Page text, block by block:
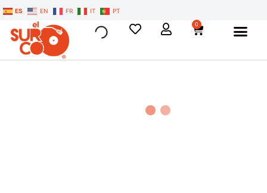
ES EN FR IT PT
0